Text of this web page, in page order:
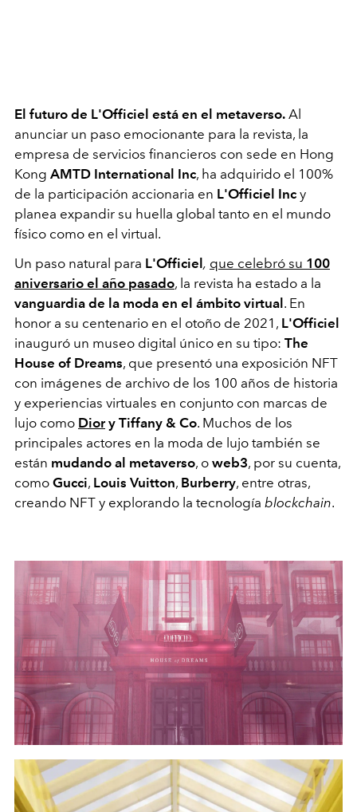
El futuro de L'Officiel está en el metaverso. Al
anunciar un paso emocionante para la revista, la
empresa de servicios financieros con sede en Hong
Kong AMTD International Inc, ha adquirido el 100%
de la participación accionaria en L'Officiel Inc y
planea expandir su huella global tanto en el mundo
físico como en el virtual.
Un paso natural para L'Officiel, que celebró su 100
aniversario el año pasado, la revista ha estado a la
vanguardia de la moda en el ámbito virtual. En
honor a su centenario en el otoño de 2021, L'Officiel
inauguró un museo digital único en su tipo: The
House of Dreams, que presentó una exposición NFT
con imágenes de archivo de los 100 años de historia
y experiencias virtuales en conjunto con marcas de
lujo como Diory Tiffany & Co. Muchos de los
principales actores en la moda de lujo también se
están mudando al metaverso, o web3, por su cuenta,
como Gucci, Louis Vuitton, Burberry, entre otras,
creando NFT y explorando la tecnología blockchain.